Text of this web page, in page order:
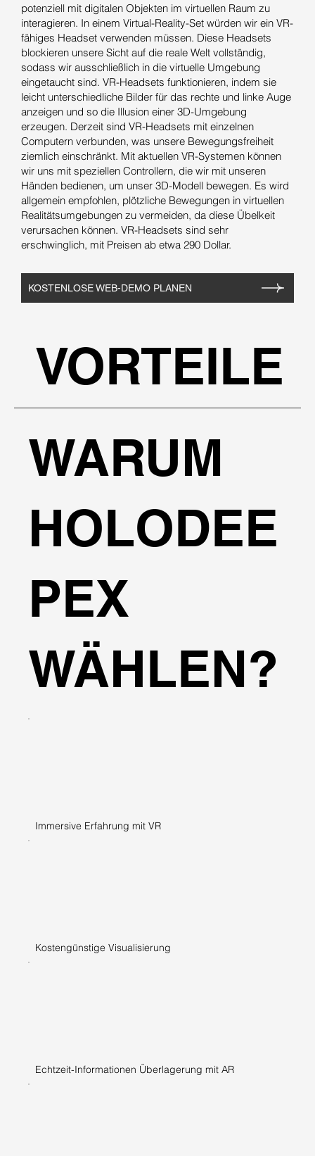
potenziell mit digitalen Objekten im virtuellen Raum zu
interagieren. In einem Virtual-Reality-Set würden wir ein VR-
fähiges Headset verwenden müssen. Diese Headsets
blockieren unsere Sicht auf die reale Welt vollständig,
sodass wir ausschließlich in die virtuelle Umgebung
eingetaucht sind. VR-Headsets funktionieren, indem sie
leicht unterschiedliche Bilder für das rechte und linke Auge
anzeigen und so die Illusion einer 3D-Umgebung
erzeugen. Derzeit sind VR-Headsets mit einzelnen
Computern verbunden, was unsere Bewegungsfreiheit
ziemlich einschränkt. Mit aktuellen VR-Systemen können
wir uns mit speziellen Controllern, die wir mit unseren
Händen bedienen, um unser 3D-Modell bewegen. Es wird
allgemein empfohlen, plötzliche Bewegungen in virtuellen
Realitätsumgebungen zu vermeiden, da diese Übelkeit
verursachen können. VR-Headsets sind sehr
erschwinglich, mit Preisen ab etwa 290 Dollar.
KOSTENLOSE WEB-DEMO PLANEN
VORTEILE
WARUM
HOLODEE
PEX
WÄHLEN?
Immersive Erfahrung mit VR
Kostengünstige Visualisierung
Echtzeit-Informationen Überlagerung mit AR